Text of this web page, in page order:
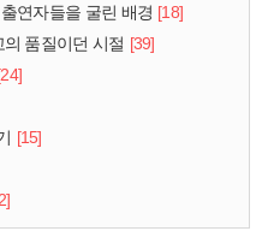
연자들을 굴린 배경 [18]
품질이던 시절 [39]
[15]